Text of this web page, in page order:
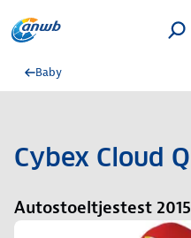
Baby
Cybex Cloud Q
Autostoeltjestest 2015